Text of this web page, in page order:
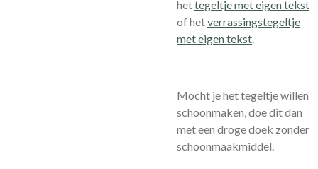
hettegeltje met eigen tekst
of hetverrassingstegeltje
met eigen tekst.
Mocht je het tegeltje willen
schoonmaken, doe dit dan
met een droge doek zonder
schoonmaakmiddel.